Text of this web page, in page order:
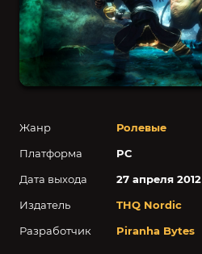
Жанр
Ролевые
Платформа
PC
Дата выхода
27 апреля 2012
Издатель
THQ Nordic
Разработчик
Piranha Bytes